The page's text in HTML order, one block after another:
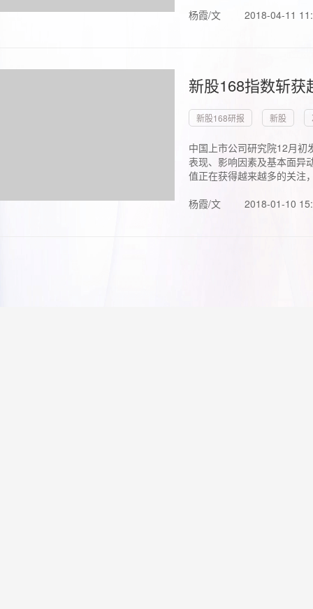
杨霞/文 2018-04-11
新股168指数斩
新股168研报 新股
中国上市公司研究院12月初
表现、影响因素及基本面异
值正在获得越来越多的关注
杨霞/文
2018-01-10